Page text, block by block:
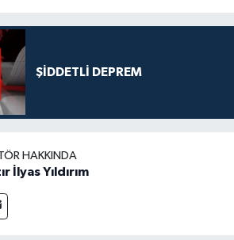
ŞİDDETLİ DEPREM
HAKKINDA
İlyas Yıldırım